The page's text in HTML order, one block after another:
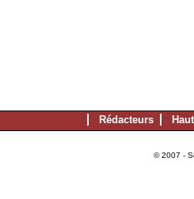
Rédacteurs
© 2007 -